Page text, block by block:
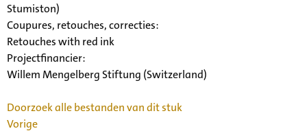
Stumiston)
Coupures, retouches, correcties:
Retouches with red ink
Projectfinancier:
Willem Mengelberg Stiftung (Switzerland)
Doorzoek alle bestanden van dit stuk
Vorige